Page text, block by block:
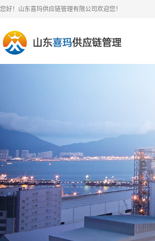
您好！山东喜玛供应链管理有限公司欢迎您！